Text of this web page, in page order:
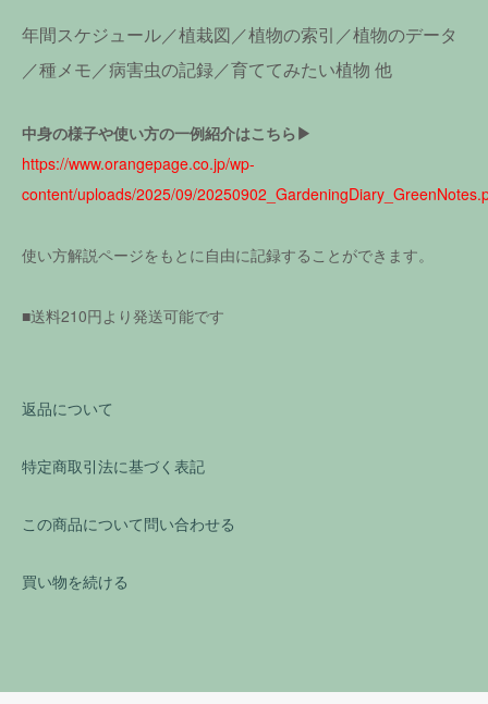
年間スケジュール／植栽図／植物の索引／植物のデータ
／種メモ／病害虫の記録／育ててみたい植物 他
中身の様子や使い方の一例紹介はこちら▶︎
https://www.orangepage.co.jp/wp-
content/uploads/2025/09/
使い方解説ページをもとに自由に記録することができます。
■送料210円より発送可能です
返品について
特定商取引法に基づく表記
この商品について問い合わせる
買い物を続ける